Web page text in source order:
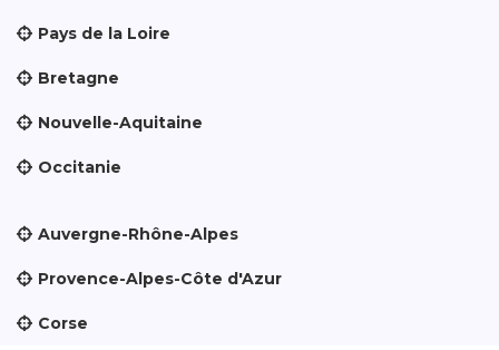
Pays de la Loire
Bretagne
Nouvelle-Aquitaine
Occitanie
Auvergne-Rhône-Alpes
Provence-Alpes-Côte d'Azur
Corse